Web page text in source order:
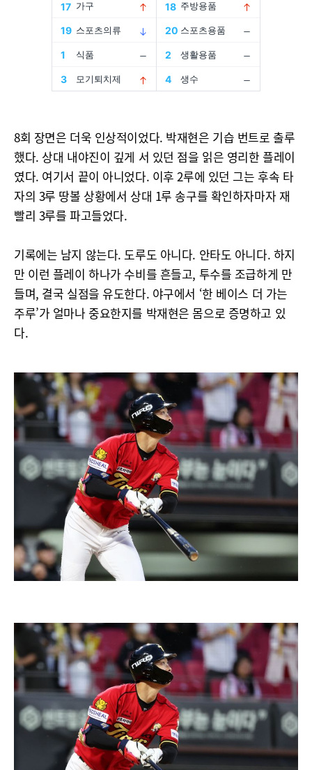
8회 장면은 더욱 인상적이었다. 박재현은 기습 번트로 출루
했다. 상대 내야진이 깊게 서 있던 점을 읽은 영리한 플레이
였다. 여기서 끝이 아니었다. 이후 2루에 있던 그는 후속 타
자의 3루 땅볼 상황에서 상대 1루 송구를 확인하자마자 재
빨리 3루를 파고들었다.
기록에는 남지 않는다. 도루도 아니다. 안타도 아니다. 하지
만 이런 플레이 하나가 수비를 흔들고, 투수를 조급하게 만
들며, 결국 실점을 유도한다. 야구에서 ‘한 베이스 더 가는
주루’가 얼마나 중요한지를 박재현은 몸으로 증명하고 있
다.